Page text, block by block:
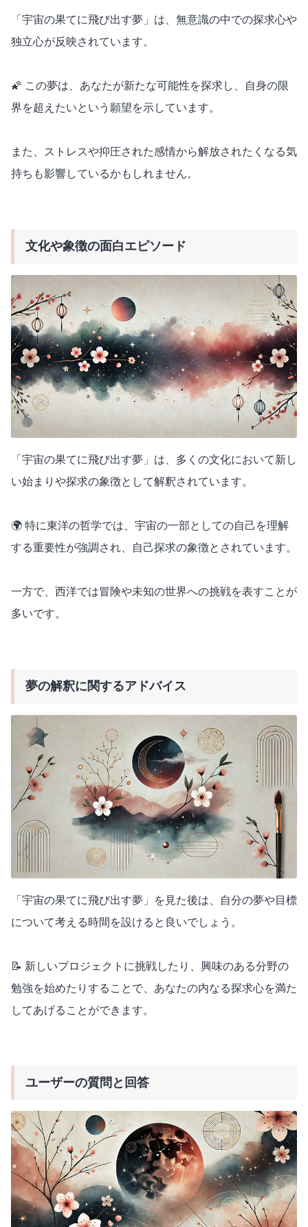
「宇宙の果てに飛び出す夢」は、無意識の中での探求心や
独立心が反映されています。
🌠 この夢は、あなたが新たな可能性を探求し、自身の限
界を超えたいという願望を示しています。
また、ストレスや抑圧された感情から解放されたくなる気
持ちも影響しているかもしれません。
文化や象徴の面白エピソード
「宇宙の果てに飛び出す夢」は、多くの文化において新し
い始まりや探求の象徴として解釈されています。
🌍 特に東洋の哲学では、宇宙の一部としての自己を理解
する重要性が強調され、自己探求の象徴とされています。
一方で、西洋では冒険や未知の世界への挑戦を表すことが
多いです。
夢の解釈に関するアドバイス
「宇宙の果てに飛び出す夢」を見た後は、自分の夢や目標
について考える時間を設けると良いでしょう。
📝 新しいプロジェクトに挑戦したり、興味のある分野の
勉強を始めたりすることで、あなたの内なる探求心を満た
してあげることができます。
ユーザーの質問と回答